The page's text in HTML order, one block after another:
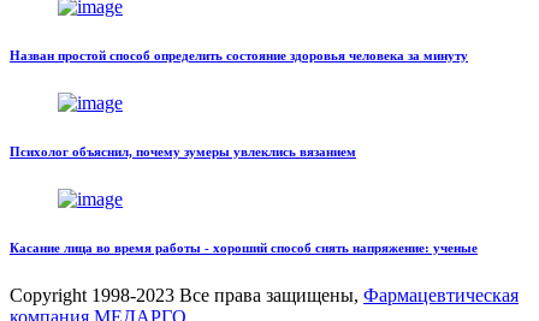
Назван простой способ определить состояние здоровья человека за минуту
Психолог объяснил, почему зумеры увлеклись вязанием
Касание лица во время работы - хороший способ снять напряжение: ученые
Copyright 1998-2023 Все права защищены, Фармацевтическая